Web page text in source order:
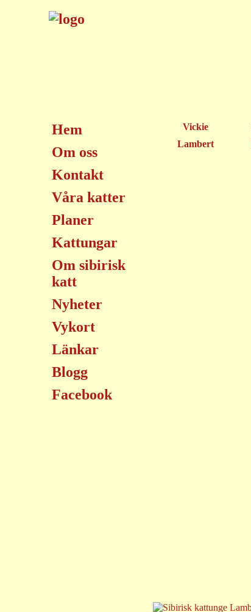
Hem
Om oss
Kontakt
Våra katter
Planer
Kattungar
Om sibirisk
katt
Nyheter
Vykort
Länkar
Blogg
Facebook
Vickie
Lambert